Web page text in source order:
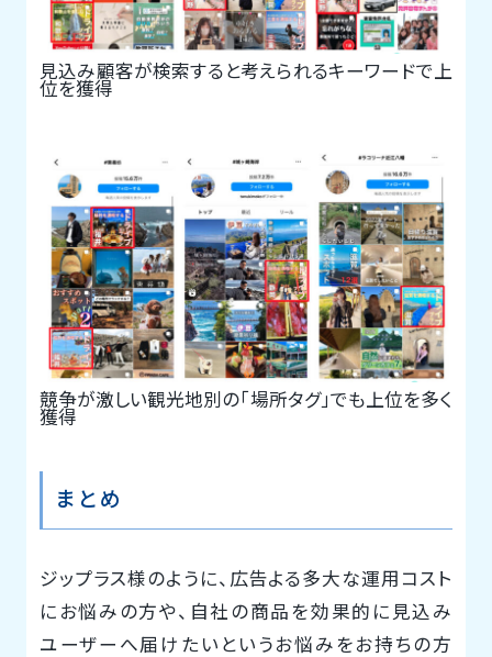
見込み顧客が検索すると考えられるキーワードで上
位を獲得
競争が激しい観光地別の「場所タグ」でも上位を多く
獲得
まとめ
ジップラス様のように、広告よる多大な運用コスト
にお悩みの方や、自社の商品を効果的に見込み
ユーザーへ届けたいというお悩みをお持ちの方